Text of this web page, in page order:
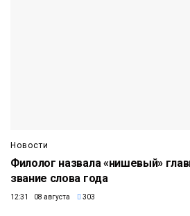
Новости
Филолог назвала «нишевый»
звание слова года
12:31 08 августа 303